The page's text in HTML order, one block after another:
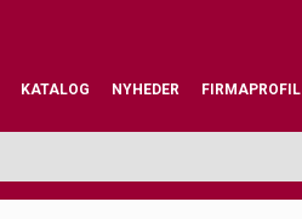
KATALOG NYHEDER FIRMAPROFIL